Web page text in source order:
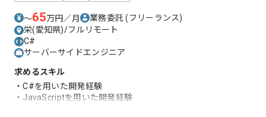
〜65万円／月 業務委託(フリーランス)
栄(愛知県)/フルリモート
C#
サーバーサイドエンジニア
求めるスキル
・C#を用いた開発経験
・JavaScriptを用いた開発経験